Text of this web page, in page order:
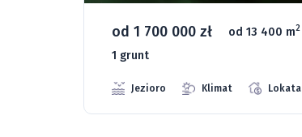
od 1 700 000 zł od 13 400 m2
1 grunt
Jezioro Klimat Lokata